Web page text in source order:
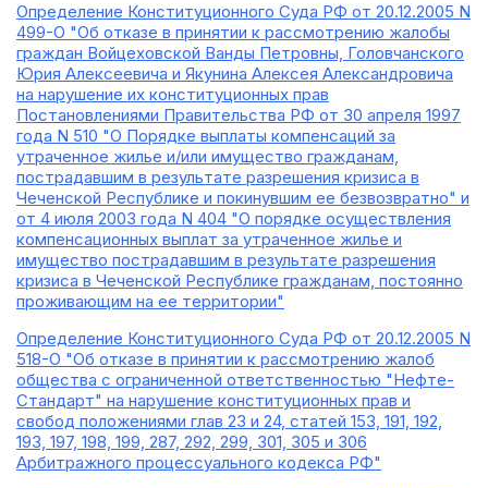
Определение Конституционного Суда РФ от 20.12.2005 N
499-О "Об отказе в принятии к рассмотрению жалобы
граждан Войцеховской Ванды Петровны, Головчанского
Юрия Алексеевича и Якунина Алексея Александровича
на нарушение их конституционных прав
Постановлениями Правительства РФ от 30 апреля 1997
года N 510 "О Порядке выплаты компенсаций за
утраченное жилье и/или имущество гражданам,
пострадавшим в результате разрешения кризиса в
Чеченской Республике и покинувшим ее безвозвратно" и
от 4 июля 2003 года N 404 "О порядке осуществления
компенсационных выплат за утраченное жилье и
имущество пострадавшим в результате разрешения
кризиса в Чеченской Республике гражданам, постоянно
проживающим на ее территории"
Определение Конституционного Суда РФ от 20.12.2005 N
518-О "Об отказе в принятии к рассмотрению жалоб
общества с ограниченной ответственностью "Нефте-
Стандарт" на нарушение конституционных прав и
свобод положениями глав 23 и 24, статей 153, 191, 192,
193, 197, 198, 199, 287, 292, 299, 301, 305 и 306
Арбитражного процессуального кодекса РФ"